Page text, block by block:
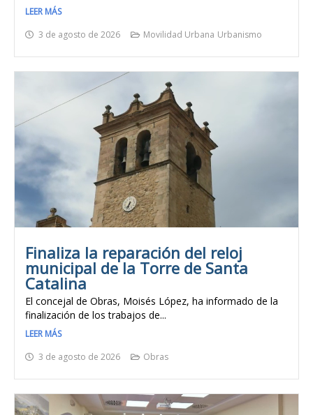
LEER MÁS
3 de agosto de 2026
Movilidad Urbana Urbanismo
Finaliza la reparación del reloj
municipal de la Torre de Santa
Catalina
El concejal de Obras, Moisés López, ha informado de la
finalización de los trabajos de...
LEER MÁS
3 de agosto de 2026
Obras